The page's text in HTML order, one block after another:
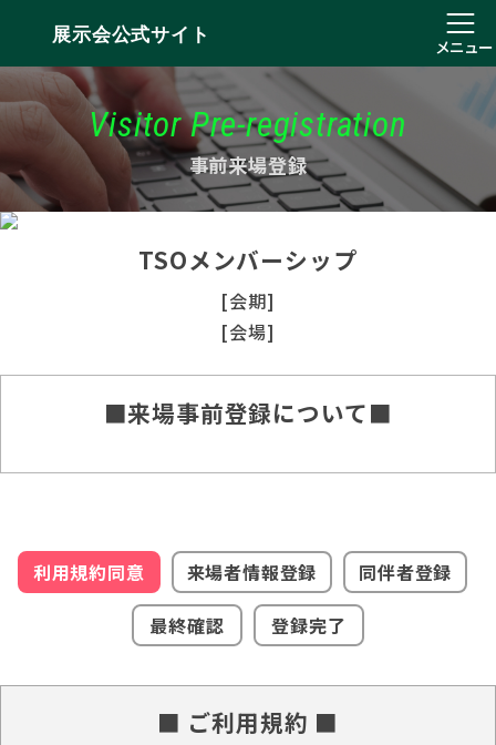
展示会公式サイト
メニュー
Visitor Pre-registration
事前来場登録
TSOメンバーシップ
[会期]
[会場]
■来場事前登録について■
利用規約同意 来場者情報登録
同伴者登録
最終確認
登録完了
■ ご利用規約 ■